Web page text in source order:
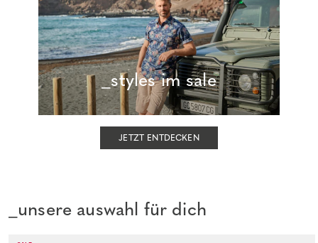
_styles im sale
JETZT ENTDECKEN
_unsere auswahl für dich